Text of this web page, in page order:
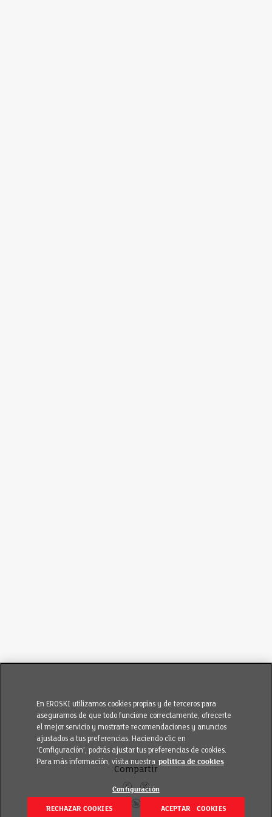
Compartir
En EROSKI utilizamos cookies propias y de terceros para
asegurarnos de que todo funcione correctamente, ofrecerte
el mejor servicio y mostrarte recomendaciones y anuncios
ajustados a tus preferencias. Haciendo clic en
‘Configuración’, podrás ajustar tus preferencias de cookies.
Para más información, visita nuestra política de cookies
Configuración
RECHAZAR COOKIES ACEPTAR COOKIES